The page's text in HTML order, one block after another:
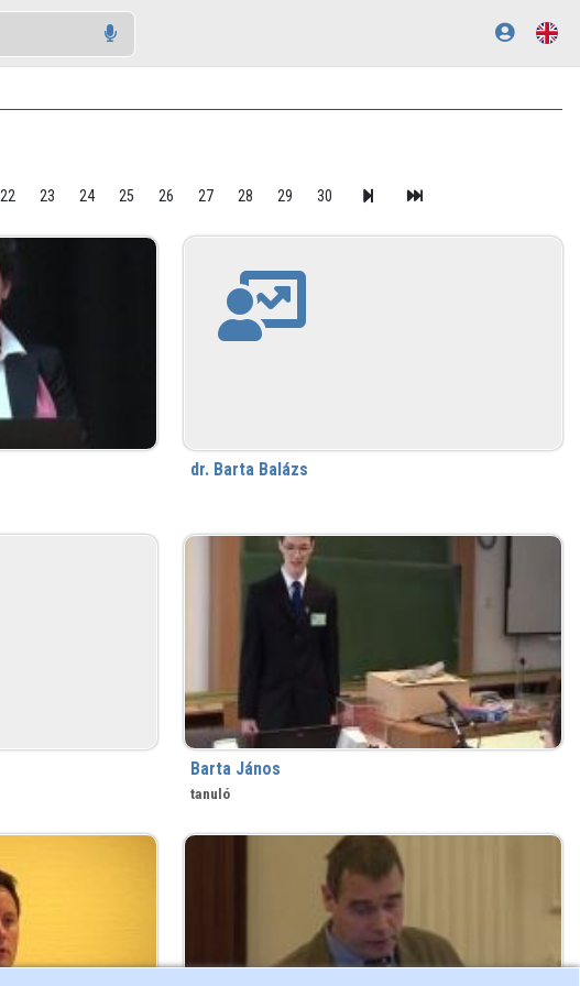
22 23 24 25 26 27 28 29 30
dr. Barta Balázs
Barta János
tanuló